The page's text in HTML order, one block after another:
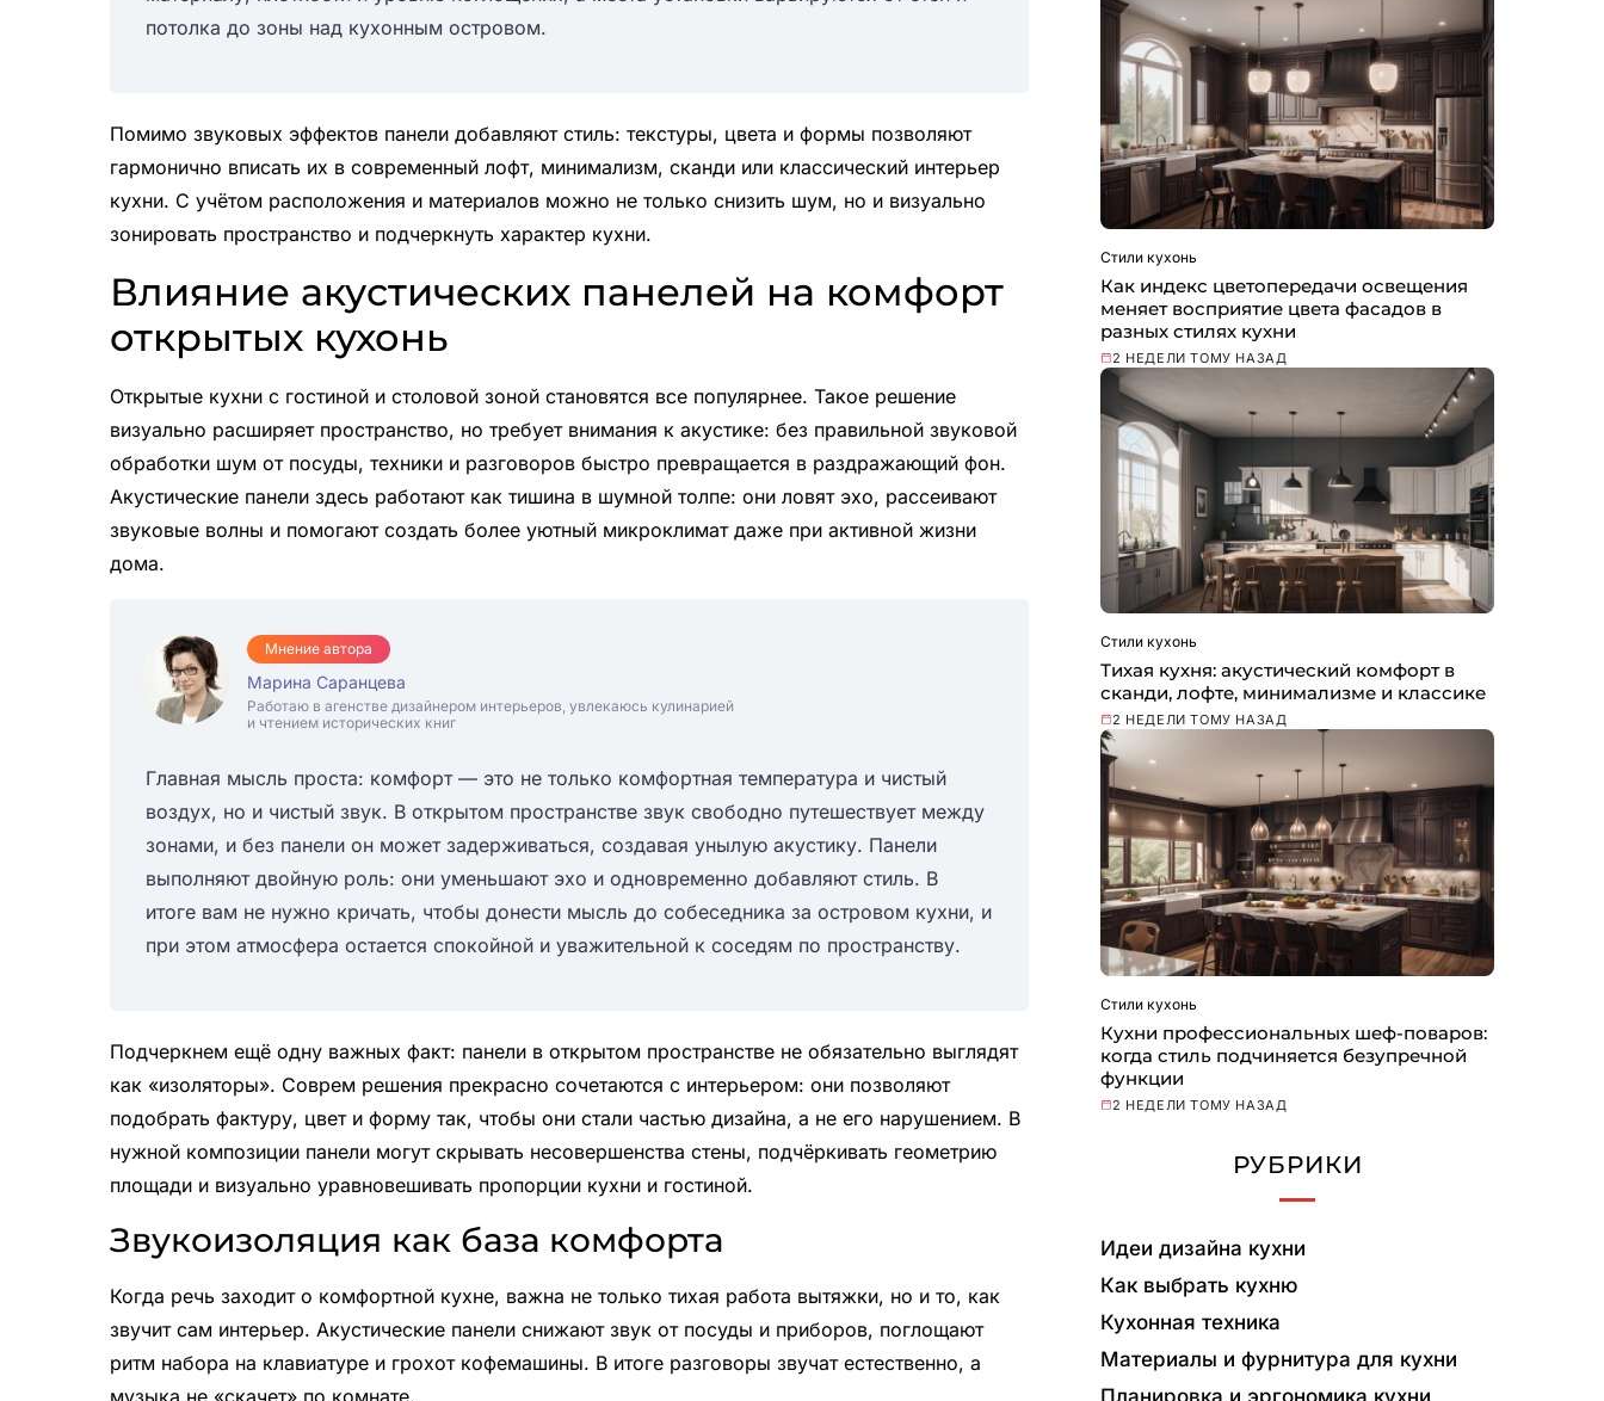
потолка до зоны над кухонным островом.
Помимо звуковых эффектов панели добавляют стиль: текстуры, цвета и формы позволяют
гармонично вписать их в современный лофт, минимализм, сканди или классический интерьер
кухни. С учётом расположения и материалов можно не только снизить шум, но и визуально
зонировать пространство и подчеркнуть характер кухни.
Влияние акустических панелей на комфорт
открытых кухонь
Открытые кухни с гостиной и столовой зоной становятся все популярнее. Такое решение
визуально расширяет пространство, но требует внимания к акустике: без правильной звуковой
обработки шум от посуды, техники и разговоров быстро превращается в раздражающий фон.
Акустические панели здесь работают как тишина в шумной толпе: они ловят эхо, рассеивают
звуковые волны и помогают создать более уютный микроклимат даже при активной жизни
дома.
Мнение автора
Марина Саранцева
Работаю в агенстве дизайнером интерьеров, увлекаюсь кулинарией
и чтением исторических книг
Главная мысль проста: комфорт — это не только комфортная температура и чистый
воздух, но и чистый звук. В открытом пространстве звук свободно путешествует между
зонами, и без панели он может задерживаться, создавая унылую акустику. Панели
выполняют двойную роль: они уменьшают эхо и одновременно добавляют стиль. В
итоге вам не нужно кричать, чтобы донести мысль до собеседника за островом кухни, и
при этом атмосфера остается спокойной и уважительной к соседям по пространству.
Подчеркнем ещё одну важных факт: панели в открытом пространстве не обязательно выглядят
как «изоляторы». Соврем решения прекрасно сочетаются с интерьером: они позволяют
подобрать фактуру, цвет и форму так, чтобы они стали частью дизайна, а не его нарушением. В
нужной композиции панели могут скрывать несовершенства стены, подчёркивать геометрию
площади и визуально уравновешивать пропорции кухни и гостиной.
Звукоизоляция как база комфорта
Когда речь заходит о комфортной кухне, важна не только тихая работа вытяжки, но и то, как
звучит сам интерьер. Акустические панели снижают звук от посуды и приборов, поглощают
ритм набора на клавиатуре и грохот кофемашины. В итоге разговоры звучат естественно, а
Стили кухонь
Как индекс цветопередачи освещения
меняет восприятие цвета фасадов в
разных стилях кухни
2 НЕДЕЛИ ТОМУ НАЗАД
Стили кухонь
Тихая кухня: акустический комфорт в
сканди, лофте, минимализме и классике
2 НЕДЕЛИ ТОМУ НАЗАД
Стили кухонь
Кухни профессиональных шеф-поваров:
когда стиль подчиняется безупречной
функции
2 НЕДЕЛИ ТОМУ НАЗАД
РУБРИКИ
Идеи дизайна кухни
Как выбрать кухню
Кухонная техника
Материалы и фурнитура для кухни
Планировка и эргономика кухни